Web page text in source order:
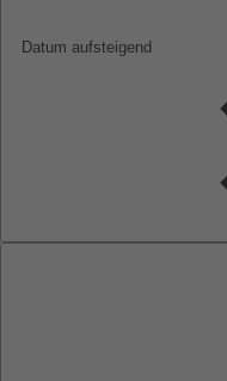
Datum aufsteigend